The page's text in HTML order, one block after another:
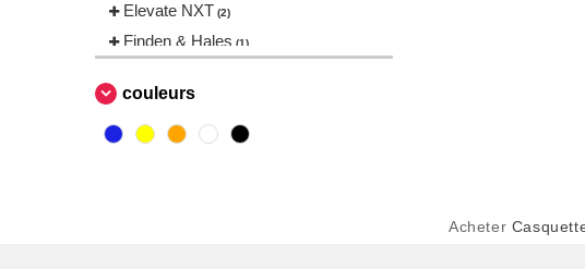
Elevate NXT (2)
Finden & Hales (1)
Henbury
Karlowsky
couleurs
Acheter